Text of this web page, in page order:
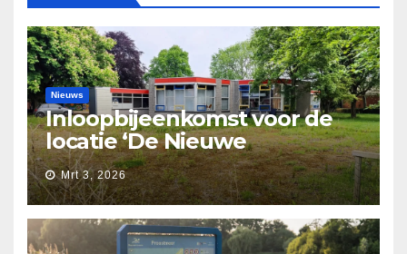
Nieuws
Inloopbijeenkomst voor de
locatie ‘De Nieuwe
Waarborg’
Mrt 3, 2026